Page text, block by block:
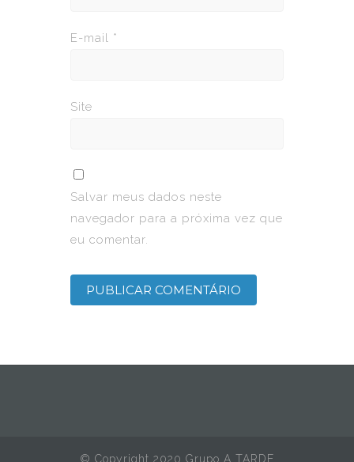
E-mail *
Site
Salvar meus dados neste
navegador para a próxima vez que
eu comentar.
© Copyright 2020 Grupo A TARDE